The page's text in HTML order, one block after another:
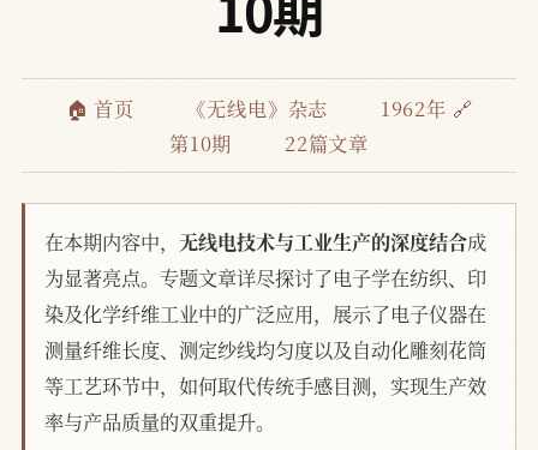
🏠 首页 《无线电》杂志
1962年 🔗
第10期
22篇文章
在本期内容中， 无线电技术与工业生产的深度结合成
为显著亮点。专题文章详尽探讨了电子学在纺织、印
染及化学纤维工业中的广泛应用，展示了电子仪器在
测量纤维长度、测定纱线均匀度以及自动化雕刻花筒
等工艺环节中，如何取代传统手感目测，实现生产效
率与产品质量的双重提升。